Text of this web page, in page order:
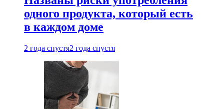
одного продукта, который есть
в каждом доме
2 года спустя2 года спустя